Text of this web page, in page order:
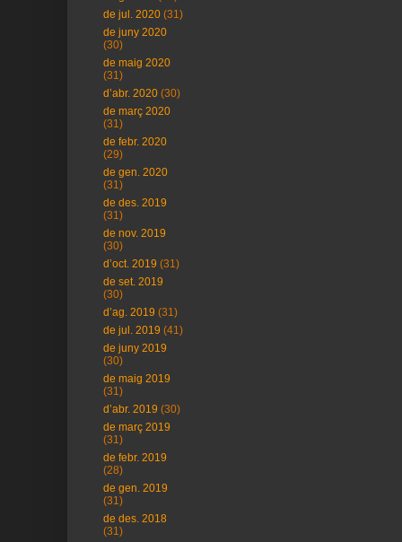
de jul. 2020 (31)
de juny 2020
(30)
de maig 2020
(31)
d’abr. 2020 (30)
de març 2020
(31)
de febr. 2020
(29)
de gen. 2020
(31)
de des. 2019
(31)
de nov. 2019
(30)
d’oct. 2019 (31)
de set. 2019
(30)
d’ag. 2019 (31)
de jul. 2019 (41)
de juny 2019
(30)
de maig 2019
(31)
d’abr. 2019 (30)
de març 2019
(31)
de febr. 2019
(28)
de gen. 2019
(31)
de des. 2018
(31)